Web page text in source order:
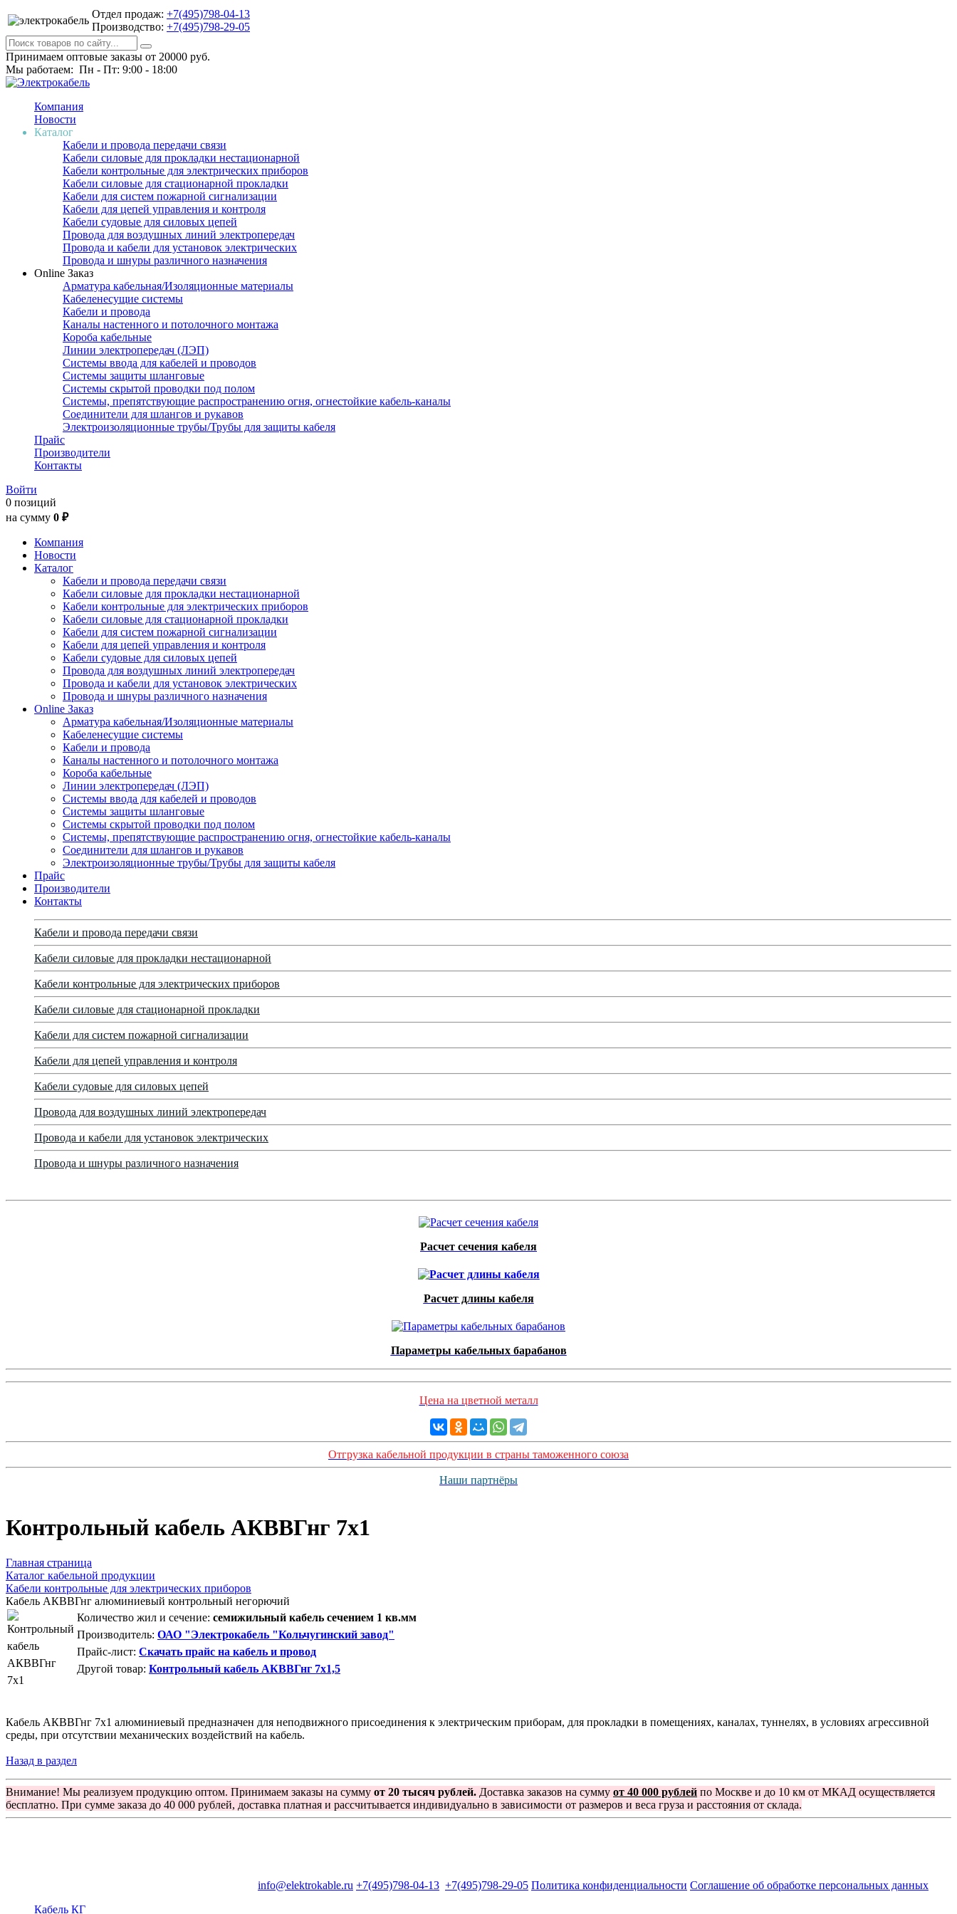
Отдел продаж: +7(495)798-04-13
Производство: +7(495)798-29-05
Принимаем оптовые заказы от 20000 руб.
Мы работаем: Пн - Пт: 9:00 - 18:00
Компания
Новости
Каталог
Кабели и провода передачи связи
Кабели силовые для прокладки нестационарной
Кабели контрольные для электрических приборов
Кабели силовые для стационарной прокладки
Кабели для систем пожарной сигнализации
Кабели для цепей управления и контроля
Кабели судовые для силовых цепей
Провода для воздушных линий электропередач
Провода и кабели для установок электрических
Провода и шнуры различного назначения
Online Заказ
Арматура кабельная/Изоляционные материалы
Кабеленесущие системы
Кабели и провода
Каналы настенного и потолочного монтажа
Короба кабельные
Линии электропередач (ЛЭП)
Системы ввода для кабелей и проводов
Системы защиты шланговые
Системы скрытой проводки под полом
Системы, препятствующие распространению огня, огнестойкие кабель-каналы
Соединители для шлангов и рукавов
Электроизоляционные трубы/Трубы для защиты кабеля
Прайс
Производители
Контакты
Войти
0 позиций
на сумму 0 ₽
Компания
Новости
Каталог
Кабели и провода передачи связи
Кабели силовые для прокладки нестационарной
Кабели контрольные для электрических приборов
Кабели силовые для стационарной прокладки
Кабели для систем пожарной сигнализации
Кабели для цепей управления и контроля
Кабели судовые для силовых цепей
Провода для воздушных линий электропередач
Провода и кабели для установок электрических
Провода и шнуры различного назначения
Online Заказ
Арматура кабельная/Изоляционные материалы
Кабеленесущие системы
Кабели и провода
Каналы настенного и потолочного монтажа
Короба кабельные
Линии электропередач (ЛЭП)
Системы ввода для кабелей и проводов
Системы защиты шланговые
Системы скрытой проводки под полом
Системы, препятствующие распространению огня, огнестойкие кабель-каналы
Соединители для шлангов и рукавов
Электроизоляционные трубы/Трубы для защиты кабеля
Прайс
Производители
Контакты
Кабели и провода передачи связи
Кабели силовые для прокладки нестационарной
Кабели контрольные для электрических приборов
Кабели силовые для стационарной прокладки
Кабели для систем пожарной сигнализации
Кабели для цепей управления и контроля
Кабели судовые для силовых цепей
Провода для воздушных линий электропередач
Провода и кабели для установок электрических
Провода и шнуры различного назначения
Расчет сечения кабеля
Расчет длины кабеля
Параметры кабельных барабанов
Цена на цветной металл
Отгрузка кабельной продукции в страны таможенного союза
Наши партнёры
Контрольный кабель AКВВГнг 7х1
Главная страница
Каталог кабельной продукции
Кабели контрольные для электрических приборов
Кабель АКВВГнг алюминиевый контрольный негорючий
Количество жил и сечение: семижильный кабель сечением 1 кв.мм
Производитель: ОАО "Электрокабель "Кольчугинский завод"
Прайс-лист: Скачать прайс на кабель и провод
Другой товар: Контрольный кабель АКВВГнг 7х1,5
Кабель АКВВГнг 7х1 алюминиевый предназначен для неподвижного присоединения к электрическим приборам, для прокладки в помещениях, каналах, туннелях, в условиях агрессивной
среды, при отсутствии механических воздействий на кабель.
Назад в раздел
Внимание! Мы реализуем продукцию оптом. Принимаем заказы на сумму от 20 тысяч рублей. Доставка заказов на сумму от 40 000 рублей по Москве и до 10 км от МКАД осуществляется
бесплатно. При сумме заказа до 40 000 рублей, доставка платная и рассчитывается индивидуально в зависимости от размеров и веса груза и расстояния от склада.
info@elektrokable.ru +7(495)798-04-13 +7(495)798-29-05 Политика конфиденциальности Соглашение об обработке персональных данных
Кабель КГ